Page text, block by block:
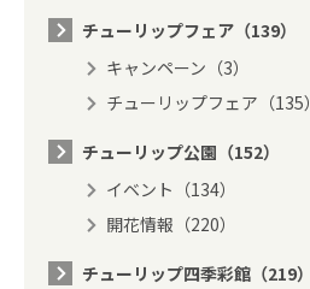
チューリップフェア（139）
キャンペーン（3）
チューリップフェア（135）
チューリップ公園（152）
イベント（134）
開花情報（220）
チューリップ四季彩館（219）